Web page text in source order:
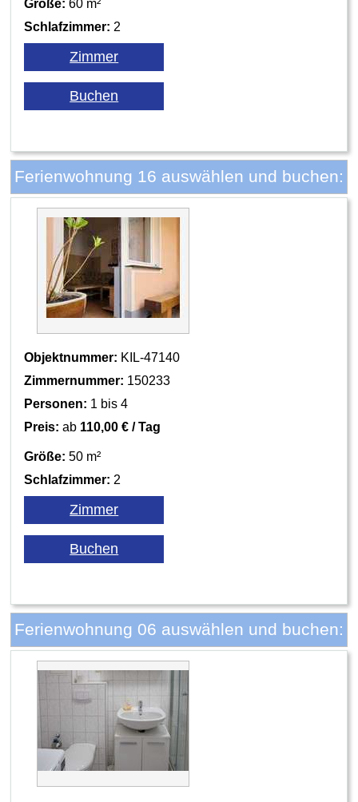
Größe: 60 m²
Schlafzimmer: 2
Ferienwohnung 16 auswählen und buchen:
Objektnummer: KIL-47140
Zimmernummer: 150233
Personen: 1 bis 4
Preis: ab 110,00 € / Tag
Größe: 50 m²
Schlafzimmer: 2
Ferienwohnung 06 auswählen und buchen: